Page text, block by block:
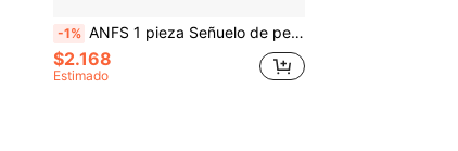
-1% ANFS 1 pieza Señuelo de pesca realista de superficie - Lápiz cebo artificial para pesca de agua salada y agua dulce
$2.168
Estimado